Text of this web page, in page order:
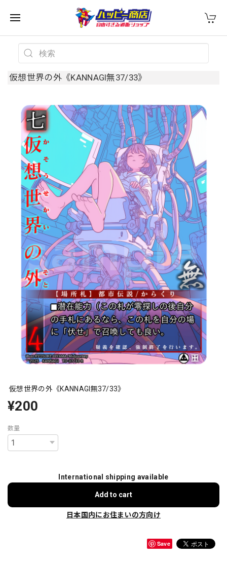
仮想世界の外《KANNAGI無37/33》
仮想世界の外《KANNAGI無37/33》
¥200
数量
International shipping available
Add to cart
日本国内にお住まいの方向け
Save